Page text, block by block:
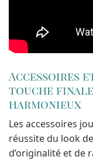
Accessoires
touche
harmonieux
Les accessoires
réussite du look
d’originalité et de